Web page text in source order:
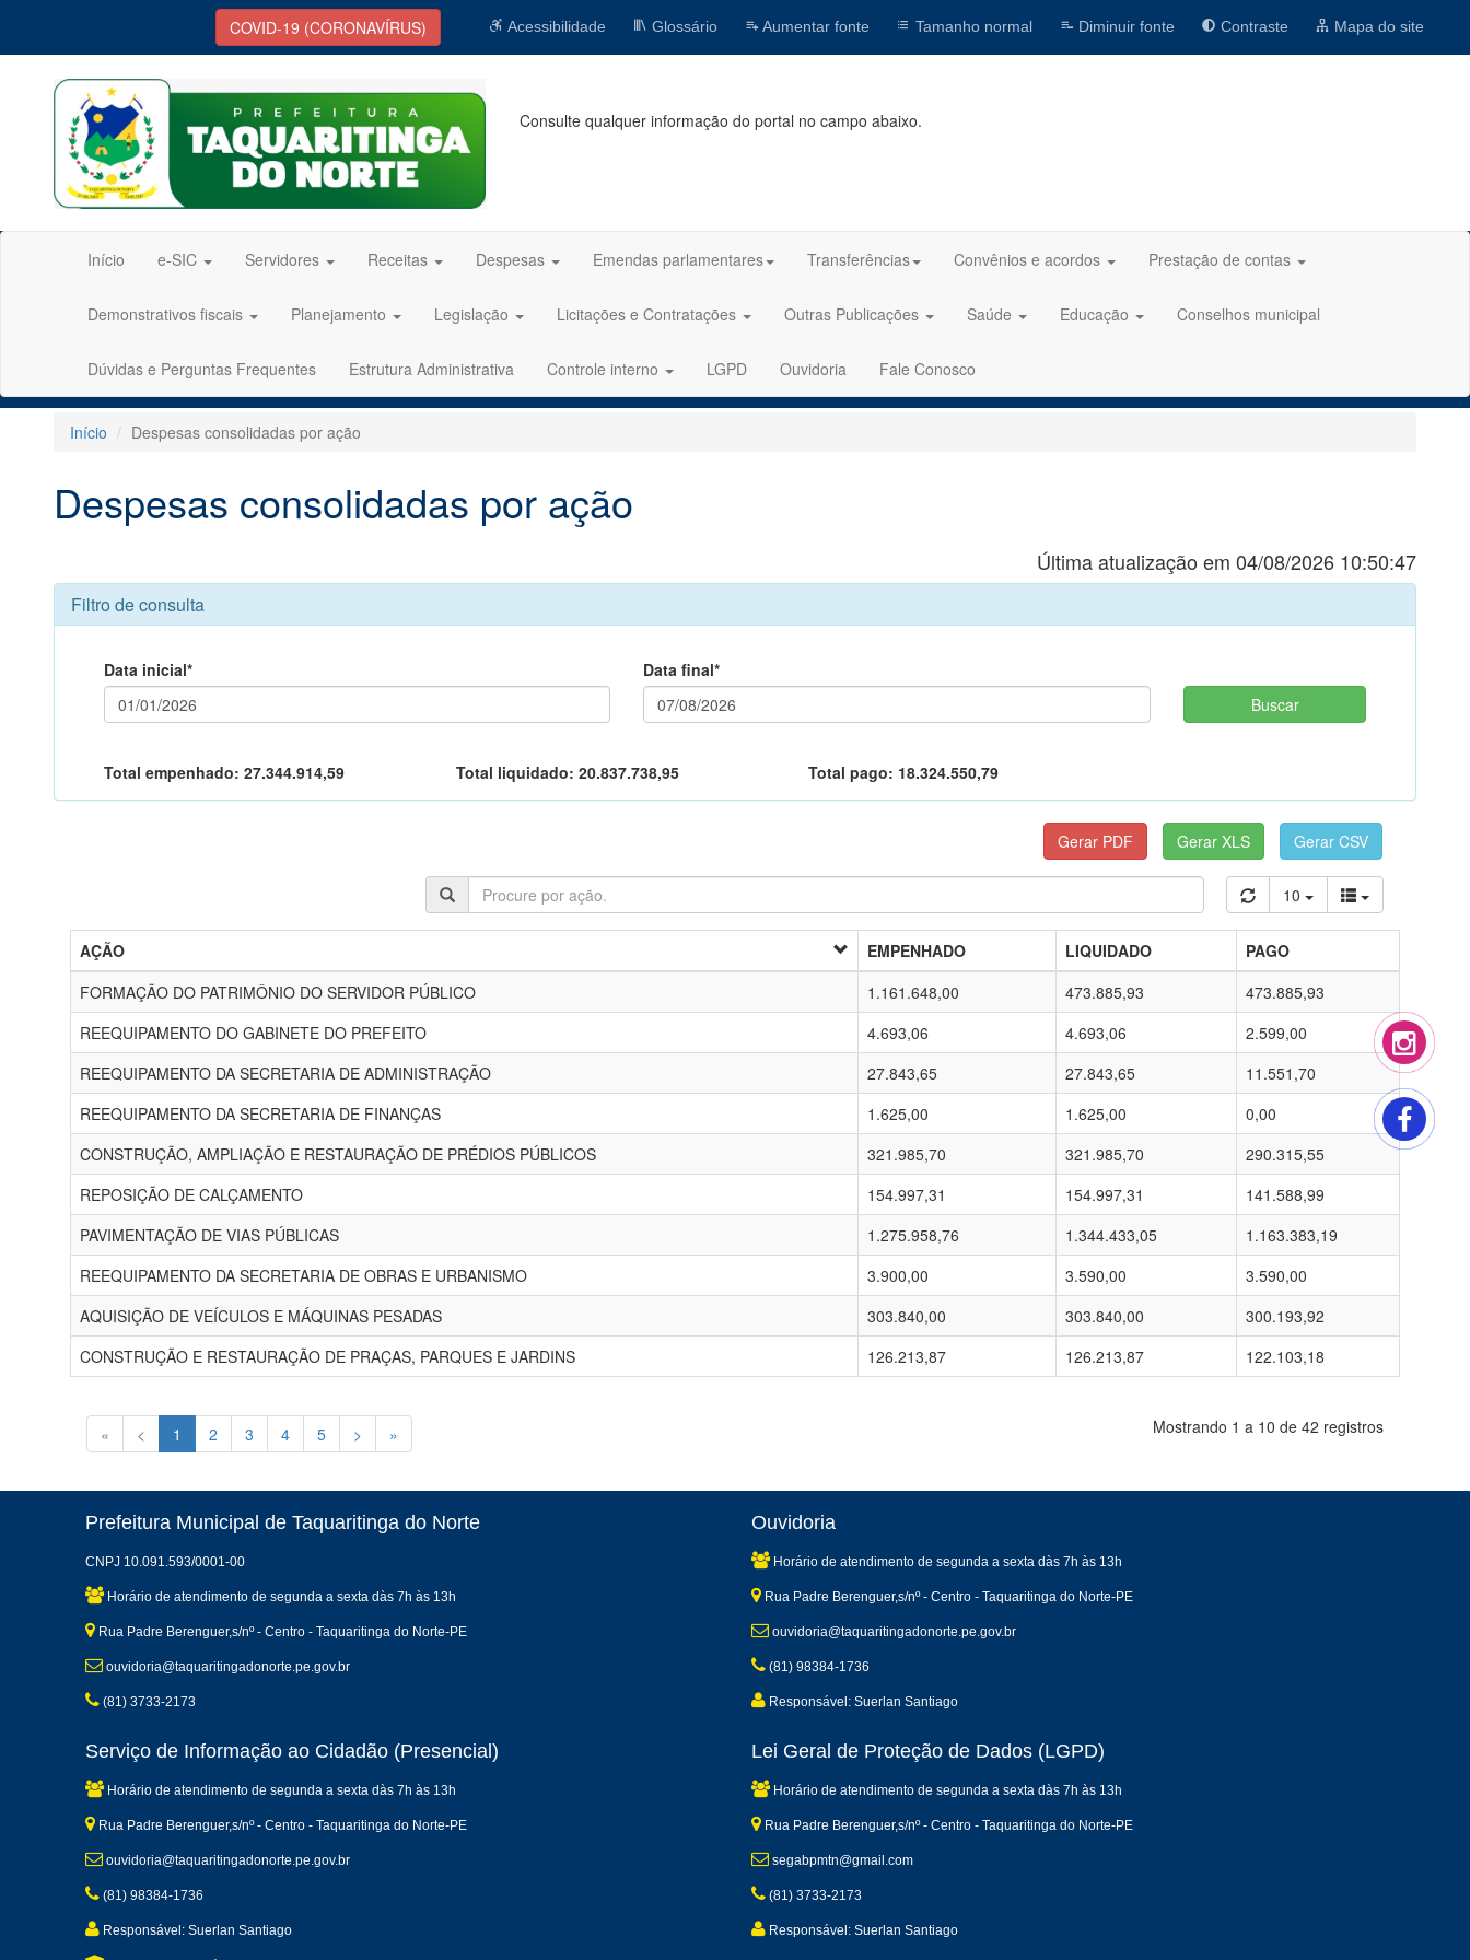
COVID-19 (CORONAVÍRUS) Acessibilidade Glossário Aumentar fonte Tamanho normal Diminuir fonte Contraste Mapa do site
Consulte qualquer informação do portal no campo abaixo.
Início e-SIC Servidores Receitas Despesas Emendas parlamentares Transferências Convênios e acordos Prestação de contas
Demonstrativos fiscais Planejamento Legislação Licitações e Contratações Outras Publicações Saúde Educação Conselhos municipal
Dúvidas e Perguntas Frequentes Estrutura Administrativa Controle interno LGPD Ouvidoria Fale Conosco
Início Despesas consolidadas por ação
Despesas consolidadas por ação
Última atualização em 04/08/2026 10:50:47
Filtro de consulta
Data inicial* Data final*
Total empenhado: 27.344.914,59 Total liquidado: 20.837.738,95 Total pago: 18.324.550,79
10
AÇÃO EMPENHADO LIQUIDADO
PAGO
FORMAÇÃO DO PATRIMÔNIO DO SERVIDOR PÚBLICO
1.161.648,00 473.885,93
473.885,93
REEQUIPAMENTO DO GABINETE DO PREFEITO
4.693,06 4.693,06
2.599,00
REEQUIPAMENTO DA SECRETARIA DE ADMINISTRAÇÃO
27.843,65 27.843,65
11.551,70
REEQUIPAMENTO DA SECRETARIA DE FINANÇAS
1.625,00 1.625,00
0,00
CONSTRUÇÃO, AMPLIAÇÃO E RESTAURAÇÃO DE PRÉDIOS PÚBLICOS
321.985,70 321.985,70
290.315,55
REPOSIÇÃO DE CALÇAMENTO
154.997,31 154.997,31
141.588,99
PAVIMENTAÇÃO DE VIAS PÚBLICAS
1.275.958,76 1.344.433,05
1.163.383,19
REEQUIPAMENTO DA SECRETARIA DE OBRAS E URBANISMO
3.900,00 3.590,00
3.590,00
AQUISIÇÃO DE VEÍCULOS E MÁQUINAS PESADAS
303.840,00 303.840,00
300.193,92
CONSTRUÇÃO E RESTAURAÇÃO DE PRAÇAS, PARQUES E JARDINS
126.213,87 126.213,87 122.103,18
« < 1 2 3 4 5 > » Mostrando 1 a 10 de 42 registros
Prefeitura Municipal de Taquaritinga do Norte
CNPJ 10.091.593/0001-00
Horário de atendimento de segunda a sexta dàs 7h às 13h
Rua Padre Berenguer,s/nº - Centro - Taquaritinga do Norte-PE
ouvidoria@taquaritingadonorte.pe.gov.br
(81) 3733-2173
Ouvidoria
Horário de atendimento de segunda a sexta dàs 7h às 13h
Rua Padre Berenguer,s/nº - Centro - Taquaritinga do Norte-PE
ouvidoria@taquaritingadonorte.pe.gov.br
(81) 98384-1736
Responsável: Suerlan Santiago
Serviço de Informação ao Cidadão (Presencial)
Horário de atendimento de segunda a sexta dàs 7h às 13h
Rua Padre Berenguer,s/nº - Centro - Taquaritinga do Norte-PE
ouvidoria@taquaritingadonorte.pe.gov.br
(81) 98384-1736
Responsável: Suerlan Santiago
Lei Geral de Proteção de Dados (LGPD)
Horário de atendimento de segunda a sexta dàs 7h às 13h
Rua Padre Berenguer,s/nº - Centro - Taquaritinga do Norte-PE
segabpmtn@gmail.com
(81) 3733-2173
Responsável: Suerlan Santiago